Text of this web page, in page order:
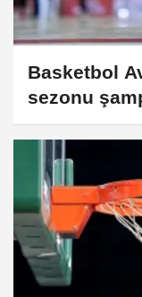
Basketbol
sezonu